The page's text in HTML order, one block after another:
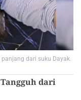
dari suku Dayak.
dari